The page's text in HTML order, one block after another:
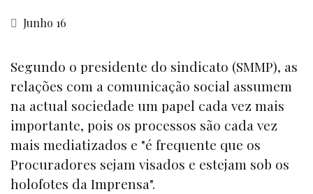
Junho 16
Segundo o presidente do sindicato (SMMP), as
relações com a comunicação social assumem
na actual sociedade um papel cada vez mais
importante, pois os processos são cada vez
mais mediatizados e "é frequente que os
Procuradores sejam visados e estejam sob os
holofotes da Imprensa".